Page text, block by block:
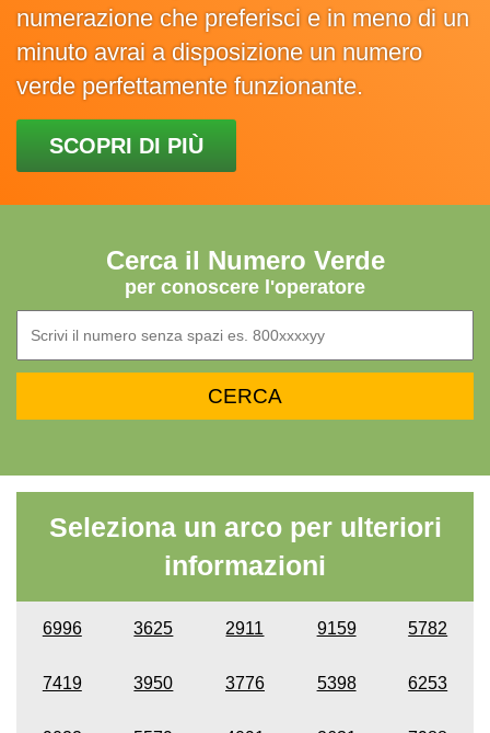
numerazione che preferisci e in meno di un
minuto avrai a disposizione un numero
verde perfettamente funzionante.
SCOPRI DI PIÙ
Cerca il Numero Verde
per conoscere l'operatore
Seleziona un arco per ulteriori
informazioni
6996 3625 2911 9159 5782
7419 3950 3776 5398 6253